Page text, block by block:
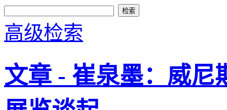
高级检索
文章 - 崔泉墨：威尼